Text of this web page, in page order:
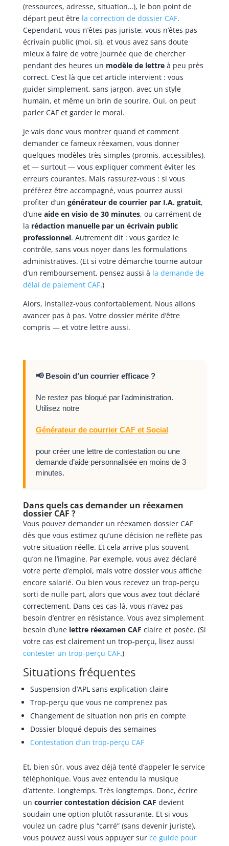
(ressources, adresse, situation…), le bon point de
départ peut être la correction de dossier CAF.
Cependant, vous n’êtes pas juriste, vous n’êtes pas
écrivain public (moi, si), et vous avez sans doute
mieux à faire de votre journée que de chercher
pendant des heures un modèle de lettreà peu près
correct. C’est là que cet article intervient : vous
guider simplement, sans jargon, avec un style
humain, et même un brin de sourire. Oui, on peut
parler CAF et garder le moral.
Je vais donc vous montrer quand et comment
demander ce fameux réexamen, vous donner
quelques modèles très simples (promis, accessibles),
et — surtout — vous expliquer comment éviter les
erreurs courantes. Mais rassurez-vous : si vous
préférez être accompagné, vous pourrez aussi
profiter d’un générateur de courrier par I.A. gratuit,
d’une aide en visio de 30 minutes, ou carrément de
la rédaction manuelle par un écrivain public
professionnel. Autrement dit : vous gardez le
contrôle, sans vous noyer dans les formulations
administratives. (Et si votre démarche tourne autour
d’un remboursement, pensez aussi à la demande de
délai de paiement CAF.)
Alors, installez-vous confortablement. Nous allons
avancer pas à pas. Votre dossier mérite d’être
compris — et votre lettre aussi.
📢 Besoin d’un courrier efficace ?
Ne restez pas bloqué par l’administration.
Utilisez notre
Générateur de courrier CAF et Social
pour créer une lettre de contestation ou une
demande d’aide personnalisée en moins de 3
minutes.
Dans quels cas demander un réexamen
dossier CAF ?
Vous pouvez demander un réexamen dossier CAF
dès que vous estimez qu’une décision ne reflète pas
votre situation réelle. Et cela arrive plus souvent
qu’on ne l’imagine. Par exemple, vous avez déclaré
votre perte d’emploi, mais votre dossier vous affiche
encore salarié. Ou bien vous recevez un trop-perçu
sorti de nulle part, alors que vous avez tout déclaré
correctement. Dans ces cas-là, vous n’avez pas
besoin d’entrer en résistance. Vous avez simplement
besoin d’une lettre réexamen CAF claire et posée. (Si
votre cas est clairement un trop-perçu, lisez aussi
contester un trop-perçu CAF.)
Situations fréquentes
Suspension d’APL sans explication claire
Trop-perçu que vous ne comprenez pas
Changement de situation non pris en compte
Dossier bloqué depuis des semaines
Contestation d’un trop-perçu CAF
Et, bien sûr, vous avez déjà tenté d’appeler le service
téléphonique. Vous avez entendu la musique
d’attente. Longtemps. Très longtemps. Donc, écrire
un courrier contestation décision CAF devient
soudain une option plutôt rassurante. Et si vous
voulez un cadre plus “carré” (sans devenir juriste),
vous pouvez aussi vous appuyer sur ce guide pour